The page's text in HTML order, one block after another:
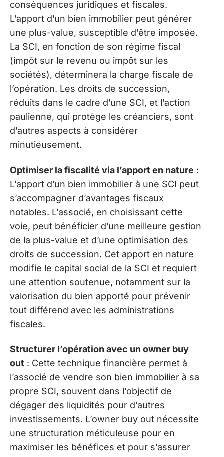
conséquences juridiques et fiscales.
L’apport d’un bien immobilier peut générer
une plus-value, susceptible d’être imposée.
La SCI, en fonction de son régime fiscal
(impôt sur le revenu ou impôt sur les
sociétés), déterminera la charge fiscale de
l’opération. Les droits de succession,
réduits dans le cadre d’une SCI, et l’action
paulienne, qui protège les créanciers, sont
d’autres aspects à considérer
minutieusement.
Optimiser la fiscalité via l’apport en nature :
L’apport d’un bien immobilier à une SCI peut
s’accompagner d’avantages fiscaux
notables. L’associé, en choisissant cette
voie, peut bénéficier d’une meilleure gestion
de la plus-value et d’une optimisation des
droits de succession. Cet apport en nature
modifie le capital social de la SCI et requiert
une attention soutenue, notamment sur la
valorisation du bien apporté pour prévenir
tout différend avec les administrations
fiscales.
Structurer l’opération avec un owner buy
out : Cette technique financière permet à
l’associé de vendre son bien immobilier à sa
propre SCI, souvent dans l’objectif de
dégager des liquidités pour d’autres
investissements. L’owner buy out nécessite
une structuration méticuleuse pour en
maximiser les bénéfices et pour s’assurer